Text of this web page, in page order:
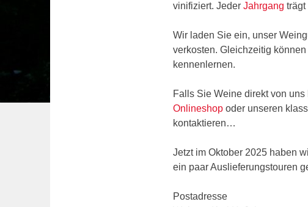
vinifiziert. Jeder Jahrgang trägt
Wir laden Sie ein, unser
verkosten. Gleichzeitig
kennenlernen.
Falls Sie Weine direkt von
Onlineshop oder unseren
kontaktieren…
Jetzt im Oktober 2025 haben
ein paar Auslieferungstouren
Postadresse